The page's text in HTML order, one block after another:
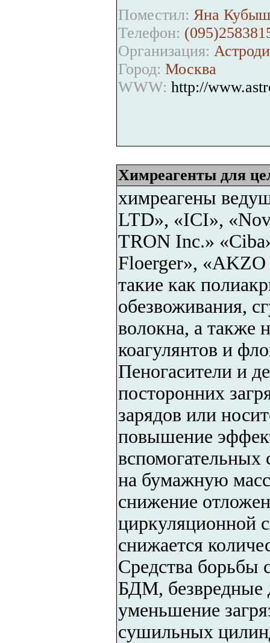
Поместил: Яна
Телефон:
Организация:
Город: Москва
WWW: http://
Химреагенты для
химреагены
LTD», «ICI»,
TRON Inc.»
Floerger»,
такие как
обезвоживания,
волокна, а также
коагулянтов и
Пеногасители и
посторонних
зарядов или
повышение
вспомогательных
на бумажную
снижение
циркуляционной
снижается
Средства борьбы
БДМ, безвредные
уменьшение
сушильных